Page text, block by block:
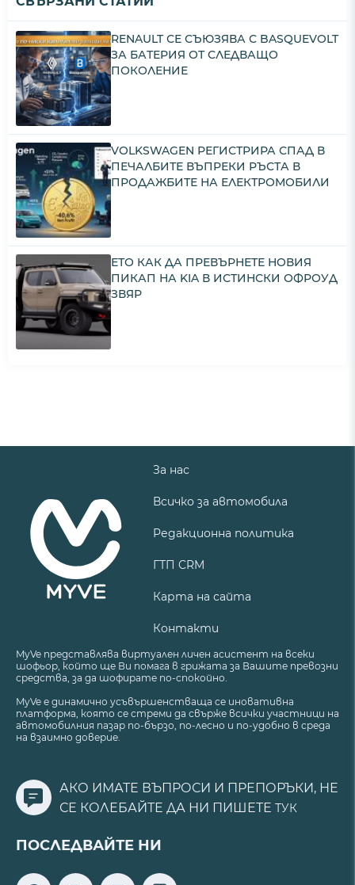
RENAULT СЕ СЪЮЗЯВА С BASQUEVOLT
ЗА БАТЕРИЯ ОТ СЛЕДВАЩО
ПОКОЛЕНИЕ
VOLKSWAGEN РЕГИСТРИРА СПАД В
ПЕЧАЛБИТЕ ВЪПРЕКИ РЪСТА В
ПРОДАЖБИТЕ НА ЕЛЕКТРОМОБИЛИ
ЕТО КАК ДА ПРЕВЪРНЕТЕ НОВИЯ
ПИКАП НА KIA В ИСТИНСКИ ОФРОУД
ЗВЯР
За нас
Всичко за автомобила
Редакционна политика
ГТП CRM
Карта на сайта
Контакти
MyVe представлява виртуален личен асистент на всеки
шофьор, който ще Ви помага в грижата за Вашите превозни
средства, за да шофирате по-спокойно.
MyVe е динамично усъвършенстваща се иновативна
платформа, която се стреми да свърже всички участници на
автомобилния пазар по-бързо, по-лесно и по-удобно в среда
на взаимно доверие.
АКО ИМАТЕ ВЪПРОСИ И ПРЕПОРЪКИ, НЕ
СЕ КОЛЕБАЙТЕ ДА НИ ПИШЕТЕ ТУК
ПОСЛЕДВАЙТЕ НИ